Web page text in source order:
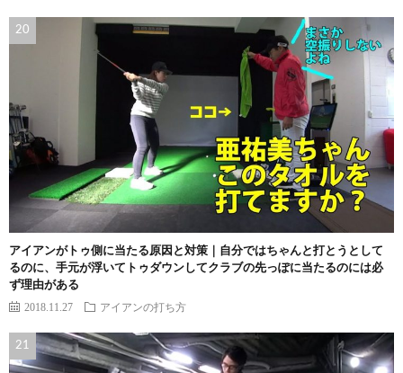
アイアンがトゥ側に当たる原因と対策｜自分ではちゃんと打とうとして
るのに、手元が浮いてトゥダウンしてクラブの先っぽに当たるのには必
ず理由がある
2018.11.27 アイアンの打ち方